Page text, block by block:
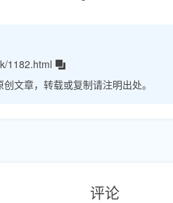
1182.html
文章，转载或复制请注明出处。
评论